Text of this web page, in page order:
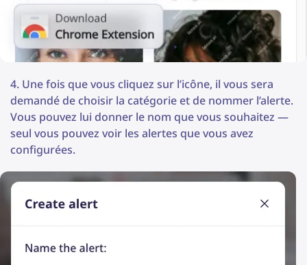
Une fois que vous cliquez sur l’icône, il vous sera
demandé de choisir la catégorie et de nommer l’alerte.
Vous pouvez lui donner le nom que vous souhaitez —
seul vous pouvez voir les alertes que vous avez
configurées.